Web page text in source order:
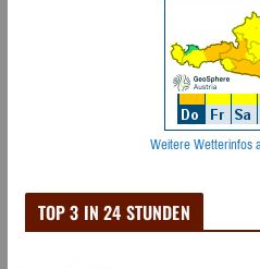
Weitere Wetterinfos
TOP 3 IN 24 STUNDEN